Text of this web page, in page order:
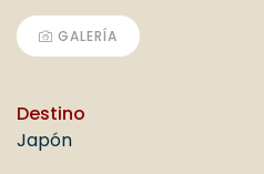
GALERÍA
Destino
Japón